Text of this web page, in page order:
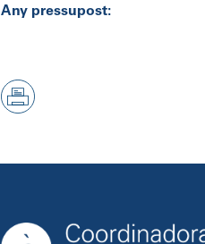
Any pressupost: